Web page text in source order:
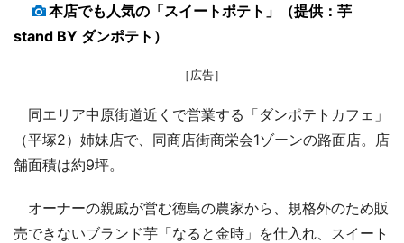
本店でも人気の「スイートポテト」（提供：芋
stand BY ダンポテト）
［広告］
同エリア中原街道近くで営業する「ダンポテトカフェ」
（平塚2）姉妹店で、同商店街商栄会1ゾーンの路面店。店
舗面積は約9坪。
オーナーの親戚が営む徳島の農家から、規格外のため販
売できないブランド芋「なると金時」を仕入れ、スイート